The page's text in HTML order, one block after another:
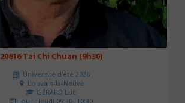
20616 Tai Chi Chuan (9h30)
Université d'été 2026
Louvain-la-Neuve
GÉRARD Luc
Jour : jeudi 09:30- 10:30